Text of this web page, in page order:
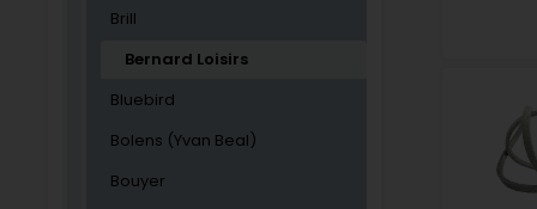
Brill
Bernard Loisirs
Bluebird
Bolens (Yvan Beal)
Bouyer